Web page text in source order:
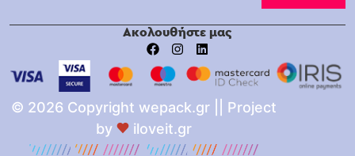
Ακολουθήστε μας
© 2026 Copyright wepack.gr || Project
by
iloveit.gr